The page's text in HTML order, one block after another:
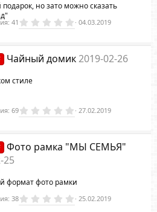
но зато можно сказать
0
.
0
в
41 04.03.2019
Чайный домик2019-02-26
стиле
0
.
0
з
в
69 27.02.2019
Фото рамка "МЫ СЕМЬЯ"
25
формат фото рамки
0
.
38 25.02.2019